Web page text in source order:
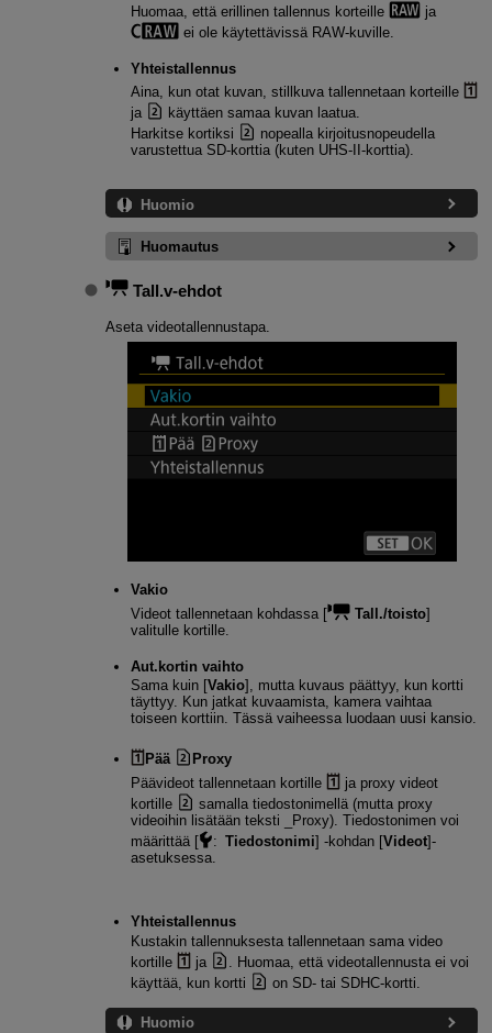
Huomaa, että erillinen tallennus korteille
ja
ei ole käytettävissä RAW-kuville.
Yhteistallennus
Aina, kun otat kuvan, stillkuva tallennetaan korteille
ja
käyttäen samaa kuvan laatua.
Harkitse kortiksi
nopealla kirjoitusnopeudella
varustettua SD-korttia (kuten UHS-II -korttia).
Huomio
Huomautus
Tall.v-ehdot
Aseta videotallennustapa.
Vakio
Videot tallennetaan kohdassa [
Tall./toisto]
valitulle kortille.
Aut.kortin vaihto
Sama kuin [Vakio], mutta kuvaus päättyy, kun kortti
täyttyy. Kun jatkat kuvaamista, kamera vaihtaa
toiseen korttiin. Tässä vaiheessa luodaan uusi kansio.
Pää
Proxy
Päävideot tallennetaan kortille
ja proxy videot
kortille
samalla tiedostonimellä (mutta proxy
videoihin lisätään teksti _Proxy). Tiedostonimen voi
määrittää [
: Tiedostonimi] ‑kohdan [Videot]-
asetuksessa.
Yhteistallennus
Kustakin tallennuksesta tallennetaan sama video
kortille
ja
. Huomaa, että videotallennusta ei voi
käyttää, kun kortti
on SD- tai SDHC-kortti.
Huomio